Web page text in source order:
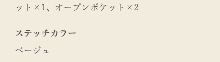
ット×1、オープンポケット×2
ステッチカラー
ベージュ